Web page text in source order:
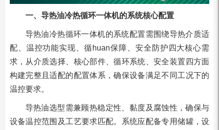
一、导热油冷热循环一体机的系统核心配置
导热油冷热循环一体机的系统配置需围绕导热介质适
配、温控功能实现、循huan保障、安全防护四大核心需
求，从介质选择、核心部件、循环系统、安全装置四方面
构建完整且适配的配置体系，确保设备满足不同工况下的
温控要求。
导热油选型需兼顾热稳定性、黏度及腐蚀性，确保与
设备温控范围及工艺要求匹配。系统应配备专用储罐，设